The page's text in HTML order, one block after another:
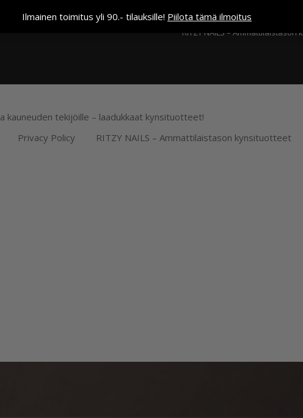
Ilmainen toimitus yli 90.- tilauksille! Piilota tämä ilmoitusKassa
RITZY NAILS –
kauneuden tekijöille – laadukkaat kynsituotteet!
Privacy Policy RITZY NAILS – Ammattilaistason kynsituotteet